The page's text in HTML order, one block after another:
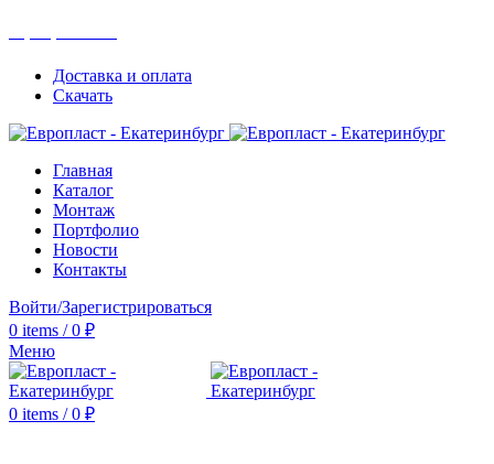
Доставка и оплата
Скачать
Главная
Каталог
Монтаж
Портфолио
Новости
Контакты
Войти/Зарегистрироваться
0 items / 0 ₽
Меню
0 items / 0 ₽